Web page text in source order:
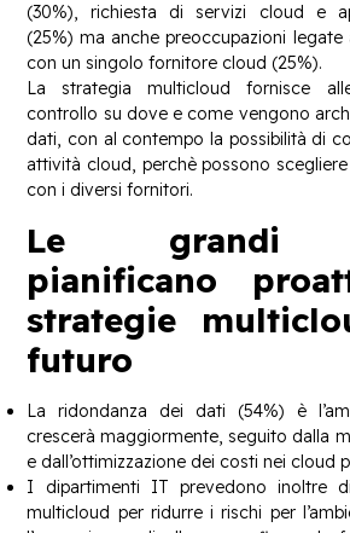
(30%), richiesta di servizi cloud e
(25%) ma anche preoccupazioni legate
con un singolo fornitore cloud (25%).
La strategia multicloud fornisce
controllo su dove e come vengono
dati, con al contempo la possibilità di
attività cloud, perchè possono
con i diversi fornitori.
Le grandi
pianificano
strategie
futuro
La ridondanza dei dati (54%) è
crescerà maggiormente, seguito dalla
e dall’ottimizzazione dei costi nei cloud
I dipartimenti IT prevedono inoltre
multicloud per ridurre i rischi per